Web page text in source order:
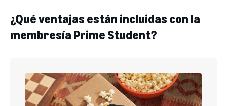
¿Qué ventajas están incluidas con la
membresía Prime Student?